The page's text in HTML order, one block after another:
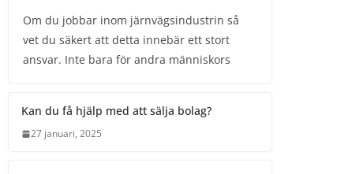
Om du jobbar inom järnvägsindustrin så
vet du säkert att detta innebär ett stort
ansvar. Inte bara för andra människors
Kan du få hjälp med att sälja bolag?
27 januari, 2025